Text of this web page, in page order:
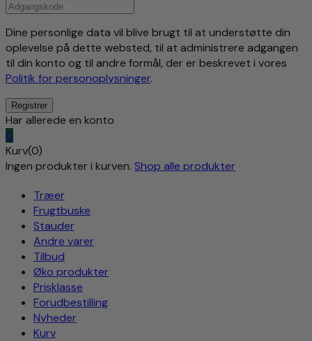
Dine personlige data vil blive brugt til at understøtte din
oplevelse på dette websted, til at administrere adgangen
til din konto og til andre formål, der er beskrevet i vores
Politik for personoplysninger.
Har allerede en konto
0
Kurv(0)
Ingen produkter i kurven. Shop alle produkter
Træer
Frugtbuske
Stauder
Andre varer
Tilbud
Øko produkter
Prisklasse
Forudbestilling
Nyheder
Kurv